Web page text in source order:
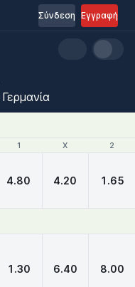
Εγγραφή
Σύνδεση
Γερμανία
1 X 2
1 X 2
4.80 4.20 1.65
1.30 6.40 8.00